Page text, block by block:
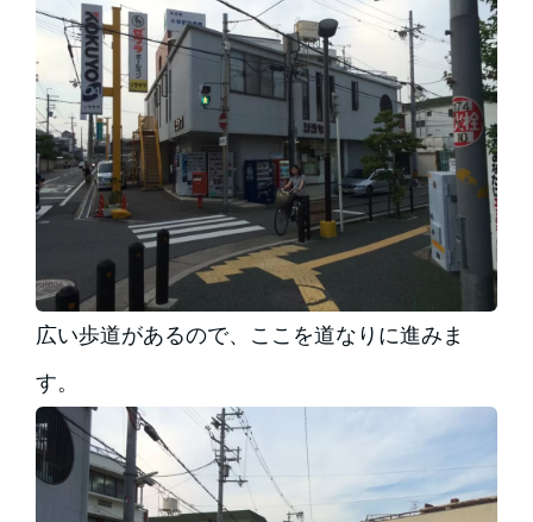
広い歩道があるので、ここを道なりに進みま
す。